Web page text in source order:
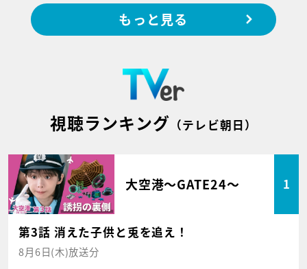
もっと見る
視聴ランキング （テレビ朝日）
大空港～GATE24～ 1
第3話 消えた子供と兎を追え！
8月6日(木)放送分